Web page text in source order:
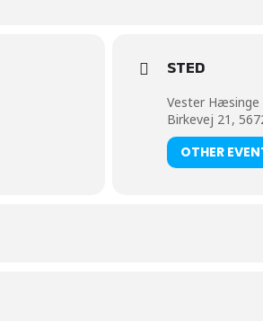
STED
Vester Hæsinge
Birkevej 21,
OTHER